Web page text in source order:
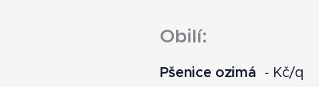
Obilí:
Pšenice ozimá - Kč/q